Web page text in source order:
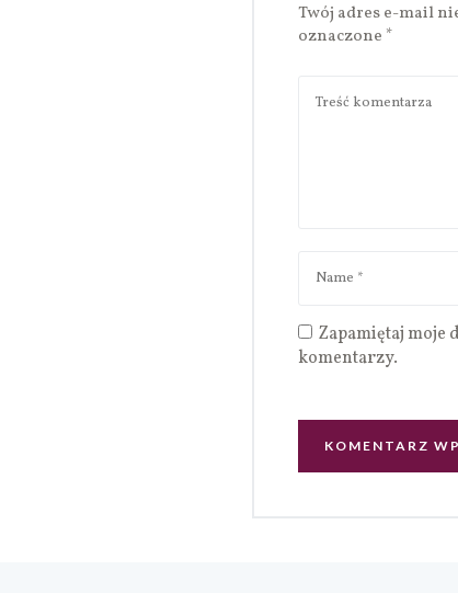
Twój adres e-mail
oznaczone *
Zapamiętaj moje
komentarzy.